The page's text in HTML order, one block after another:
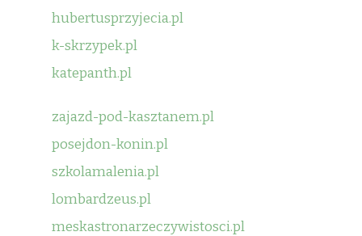
hubertusprzyjecia.pl
k-skrzypek.pl
katepanth.pl
zajazd-pod-kasztanem.pl
posejdon-konin.pl
szkolamalenia.pl
lombardzeus.pl
meskastronarzeczywistosci.pl